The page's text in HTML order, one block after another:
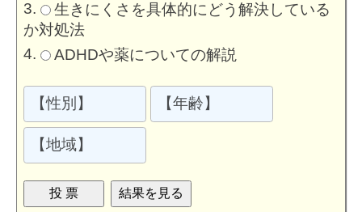
生きにくさを具体的にどう解決している
か対処法
ADHDや薬についての解説